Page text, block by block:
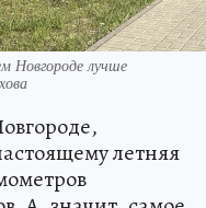
Новгороде лучше
летняя